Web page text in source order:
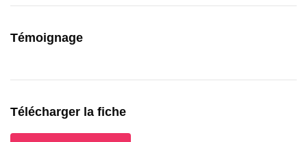
Témoignage
Télécharger la fiche